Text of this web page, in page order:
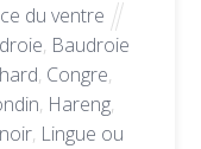
du ventre
, Baudroie
, Congre,
, Hareng,
, Lingue ou